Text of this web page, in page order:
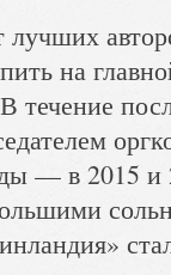
на
течение
— в 2015